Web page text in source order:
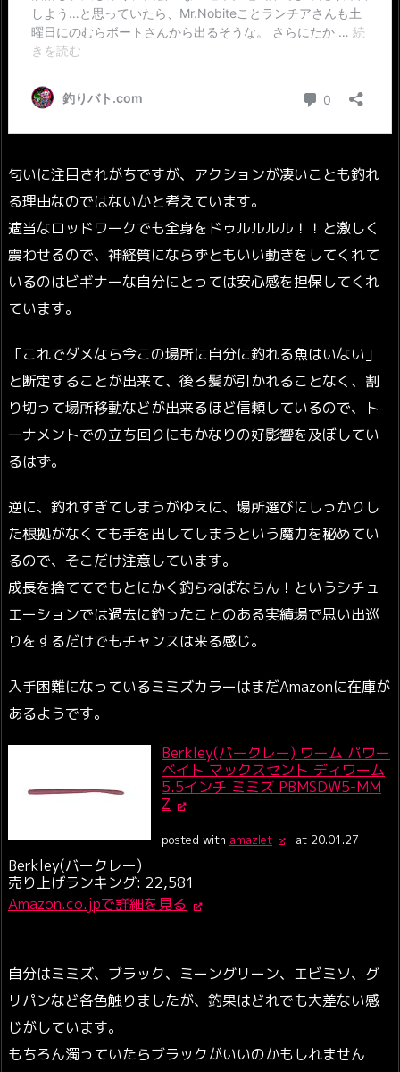
匂いに注目されがちですが、アクションが凄いことも釣れ
る理由なのではないかと考えています。
適当なロッドワークでも全身をドゥルルルル！！と激しく
震わせるので、神経質にならずともいい動きをしてくれて
いるのはビギナーな自分にとっては安心感を担保してくれ
ています。
「これでダメなら今この場所に自分に釣れる魚はいない」
と断定することが出来て、後ろ髪が引かれることなく、割
り切って場所移動などが出来るほど信頼しているので、ト
ーナメントでの立ち回りにもかなりの好影響を及ぼしてい
るはず。
逆に、釣れすぎてしまうがゆえに、場所選びにしっかりし
た根拠がなくても手を出してしまうという魔力を秘めてい
るので、そこだけ注意しています。
成長を捨ててでもとにかく釣らねばならん！というシチュ
エーションでは過去に釣ったことのある実績場で思い出巡
りをするだけでもチャンスは来る感じ。
入手困難になっているミミズカラーはまだAmazonに在庫が
あるようです。
Berkley(バークレー) ワーム パワー
ベイト マックスセント ディワーム
5.5インチ ミミズ PBMSDW5-MM
Z
posted with amazlet at 20.01.27
Berkley(バークレー)
売り上げランキング: 22,581
Amazon.co.jpで詳細を見る
自分はミミズ、ブラック、ミーングリーン、エビミソ、グ
リパンなど各色触りましたが、釣果はどれでも大差ない感
じがしています。
もちろん濁っていたらブラックがいいのかもしれません